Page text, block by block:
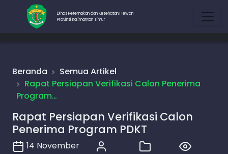
Dinas Peternakan dan Kesehatan Hewan
Provinsi Kalimantan Timur
Beranda
Semua Artikel
Rapat Persiapan Verifikasi Calon Penerima
Program…
Rapat Persiapan Verifikasi Calon
Penerima Program PDKT
14 November